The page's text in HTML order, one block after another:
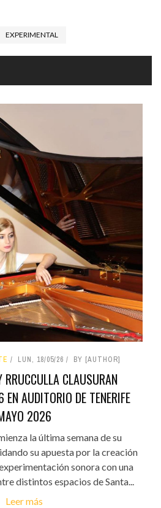
EXPERIMENTAL
LUN, 18/05/26 BY [AUTHOR]
RRUCCULLA CLAUSURAN
AUDITORIO DE TENERIFE
2026
la última semana de su
su apuesta por la creación
sonora con una
distintos espacios de Santa...
Leer más